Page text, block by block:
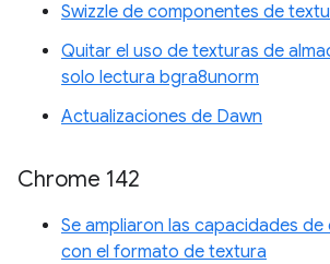
Swizzle de componentes de
Quitar el uso de texturas de
solo lectura bgra8unorm
Actualizaciones de Dawn
Chrome 142
Se ampliaron las capacidades
con el formato de textura